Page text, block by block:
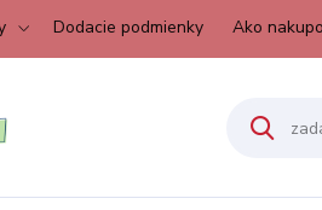
Dodacie podmienky Ako